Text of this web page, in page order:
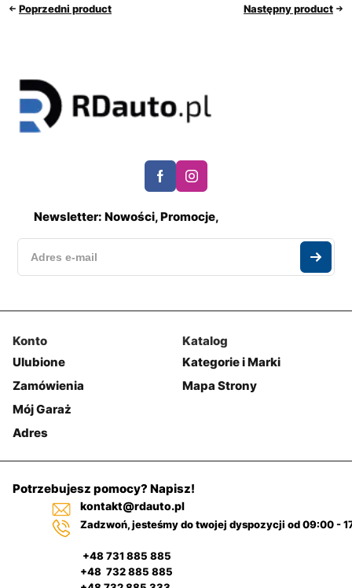
Poprzedni product Następny product
Newsletter: Nowości, Promocje,
Konto
Ulubione
Zamówienia
Mój Garaż
Adres
Katalog
Kategorie i Marki
Mapa Strony
Potrzebujesz pomocy? Napisz!
kontakt@rdauto.pl
Zadzwoń, jesteśmy do twojej dyspozycji od 09:00 -
+48 731 885 885
+48 732 885 885